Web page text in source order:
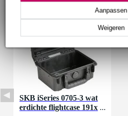
Weigeren
Aanpassen
SKB iSeries 0705-3 wat
erdichte flightcase 191x